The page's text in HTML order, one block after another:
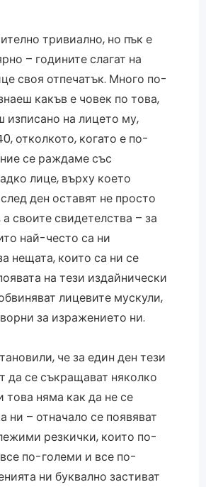
тривиално, но пък е
– годините слагат на
своя отпечатък. Много по-
какъв е човек по това,
изписано на лицето му,
отколкото, когато е по-
се раждаме със
лице, върху което
ден оставят не просто
своите свидетелства – за
най-често са ни
нещата, които са ни се
на тези издайнически
лицевите мускули,
за изражението ни.
че за един ден тези
да се съкращават няколко
това няма как да не се
ни – отначало се появяват
резкички, които по-
по-големи и все по-
ни буквално застиват